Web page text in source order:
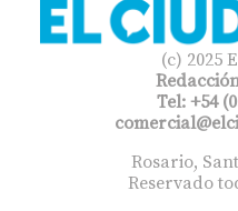
(c) 2025
Tel: +54
Rosario,
Reservado